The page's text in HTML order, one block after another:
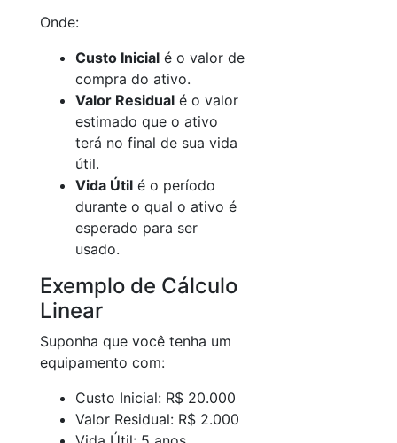
Onde:
Custo Inicial é o valor de
compra do ativo.
Valor Residual é o valor
estimado que o ativo
terá no final de sua vida
útil.
Vida Útil é o período
durante o qual o ativo é
esperado para ser
usado.
Exemplo de Cálculo
Linear
Suponha que você tenha um
equipamento com:
Custo Inicial: R$ 20.000
Valor Residual: R$ 2.000